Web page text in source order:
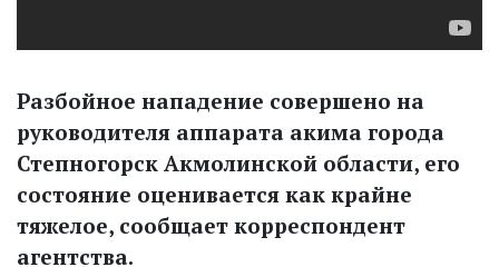
Разбойное нападение совершено на
руководителя аппарата акима города
Степногорск Акмолинской области, его
состояние оценивается как крайне
тяжелое, сообщает корреспондент
агентства.